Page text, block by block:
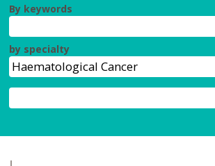
By keywords
by specialty